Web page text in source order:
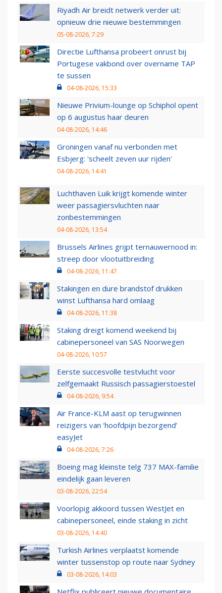
Riyadh Air breidt netwerk verder uit:
opnieuw drie nieuwe bestemmingen
05-08-2026, 7:29
Directie Lufthansa probeert onrust bij
Portugese vakbond over overname TAP
te sussen
04-08-2026, 15:33
Nieuwe Privium-lounge op Schiphol opent
op 6 augustus haar deuren
04-08-2026, 14:46
Groningen vanaf nu verbonden met
Esbjerg: 'scheelt zeven uur rijden'
04-08-2026, 14:41
Luchthaven Luik krijgt komende winter
weer passagiersvluchten naar
zonbestemmingen
04-08-2026, 13:54
Brussels Airlines grijpt ternauwernood in:
streep door vlootuitbreiding
04-08-2026, 11:47
Stakingen en dure brandstof drukken
winst Lufthansa hard omlaag
04-08-2026, 11:38
Staking dreigt komend weekend bij
cabinepersoneel van SAS Noorwegen
04-08-2026, 10:57
Eerste succesvolle testvlucht voor
zelfgemaakt Russisch passagierstoestel
04-08-2026, 9:54
Air France-KLM aast op terugwinnen
reizigers van ‘hoofdpijn bezorgend’
easyJet
04-08-2026, 7:26
Boeing mag kleinste telg 737 MAX-familie
eindelijk gaan leveren
03-08-2026, 22:54
Voorlopig akkoord tussen WestJet en
cabinepersoneel, einde staking in zicht
03-08-2026, 14:40
Turkish Airlines verplaatst komende
winter tussenstop op route naar Sydney
03-08-2026, 14:03